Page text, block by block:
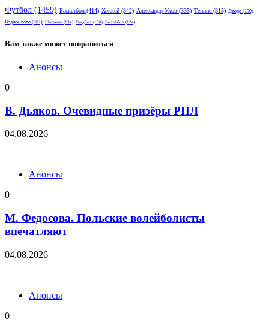
Футбол (1459) Баскетбол (414) Хоккей (342) Александр Ухов (335) Теннис (315) Дзюдо (190)
Водное поло (181) Шахматы (134) Гандбол (130) Волейбол (124)
Вам также может понравиться
Анонсы
0
В. Дьяков. Очевидные призёры РПЛ
04.08.2026
Анонсы
0
М. Федосова. Польские волейболисты
впечатляют
04.08.2026
Анонсы
0